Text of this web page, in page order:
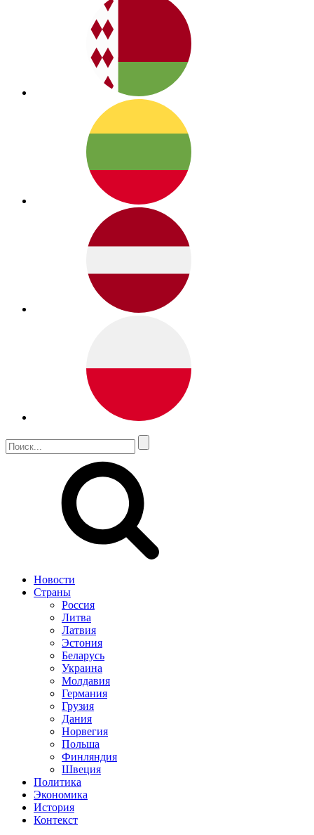
Новости
Страны
Россия
Литва
Латвия
Эстония
Беларусь
Украина
Молдавия
Германия
Грузия
Дания
Норвегия
Польша
Финляндия
Швеция
Политика
Экономика
История
Контекст